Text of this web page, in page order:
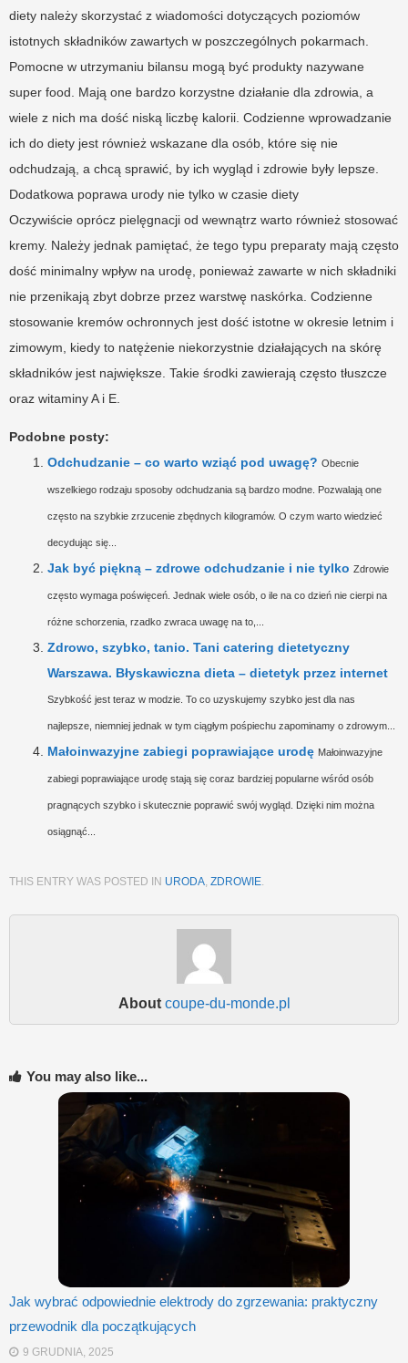
diety należy skorzystać z wiadomości dotyczących poziomów
istotnych składników zawartych w poszczególnych pokarmach.
Pomocne w utrzymaniu bilansu mogą być produkty nazywane
super food. Mają one bardzo korzystne działanie dla zdrowia, a
wiele z nich ma dość niską liczbę kalorii. Codzienne wprowadzanie
ich do diety jest również wskazane dla osób, które się nie
odchudzają, a chcą sprawić, by ich wygląd i zdrowie były lepsze.
Dodatkowa poprawa urody nie tylko w czasie diety
Oczywiście oprócz pielęgnacji od wewnątrz warto również stosować
kremy. Należy jednak pamiętać, że tego typu preparaty mają często
dość minimalny wpływ na urodę, ponieważ zawarte w nich składniki
nie przenikają zbyt dobrze przez warstwę naskórka. Codzienne
stosowanie kremów ochronnych jest dość istotne w okresie letnim i
zimowym, kiedy to natężenie niekorzystnie działających na skórę
składników jest największe. Takie środki zawierają często tłuszcze
oraz witaminy A i E.
Podobne posty:
Odchudzanie – co warto wziąć pod uwagę? Obecnie
wszelkiego rodzaju sposoby odchudzania są bardzo modne. Pozwalają one
często na szybkie zrzucenie zbędnych kilogramów. O czym warto wiedzieć
decydując się...
Jak być piękną – zdrowe odchudzanie i nie tylko Zdrowie
często wymaga poświęceń. Jednak wiele osób, o ile na co dzień nie cierpi na
różne schorzenia, rzadko zwraca uwagę na to,...
Zdrowo, szybko, tanio. Tani catering dietetyczny
Warszawa. Błyskawiczna dieta – dietetyk przez internet
Szybkość jest teraz w modzie. To co uzyskujemy szybko jest dla nas
najlepsze, niemniej jednak w tym ciągłym pośpiechu zapominamy o zdrowym...
Małoinwazyjne zabiegi poprawiające urodę Małoinwazyjne
zabiegi poprawiające urodę stają się coraz bardziej popularne wśród osób
pragnących szybko i skutecznie poprawić swój wygląd. Dzięki nim można
osiągnąć...
THIS ENTRY WAS POSTED IN URODA, ZDROWIE.
About coupe-du-monde.pl
You may also like...
Jak wybrać odpowiednie elektrody do zgrzewania: praktyczny
przewodnik dla początkujących
9 GRUDNIA, 2025